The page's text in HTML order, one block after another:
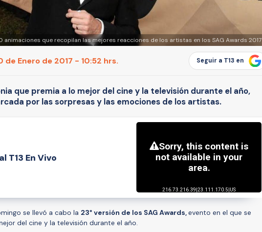
animaciones que recopilan las mejores reacciones de los artistas en los SAG Awards 2017
de Enero de 2017 - 10:52 hrs. Seguir a T13 en
que premia a lo mejor del cine y la televisión durante el año,
por las sorpresas y las emociones de los artistas.
T13 En Vivo
se llevó a cabo la 23° versión de los SAG Awards,evento en el que se
del cine y la televisión durante el año.